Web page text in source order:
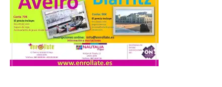
astroturismo
8 Ago 2026
Extremadura cuenta con
uno de los cielos